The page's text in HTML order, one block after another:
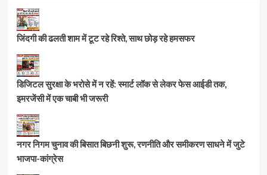
जिंदगी की ढलती शाम में टूट रहे रिश्ते, साथ छोड़ रहे हमसफर
डिजिटल सुरक्षा के भरोसे में न रहें: स्मार्ट लॉक से लेकर फेस आईडी तक,
इमरजेंसी में एक चाबी भी जरूरी
नगर निगम चुनाव की बिसात बिछनी शुरू, रणनीति और समीकरण साधने में जुटे
भाजपा-कांग्रेस